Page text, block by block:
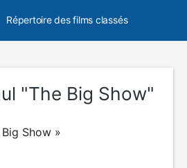
Répertoire des films classés
"The Big Show"
Show »